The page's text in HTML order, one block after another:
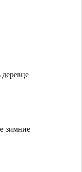
зимние